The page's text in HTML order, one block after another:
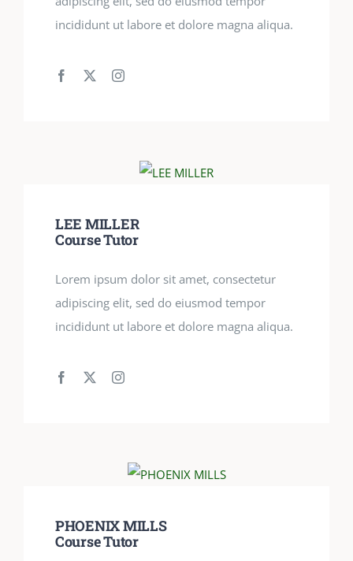
incididunt ut labore et dolore magna aliqua.
LEE MILLER
Course Tutor
Lorem ipsum dolor sit amet, consectetur
adipiscing elit, sed do eiusmod tempor
incididunt ut labore et dolore magna aliqua.
PHOENIX MILLS
Course Tutor